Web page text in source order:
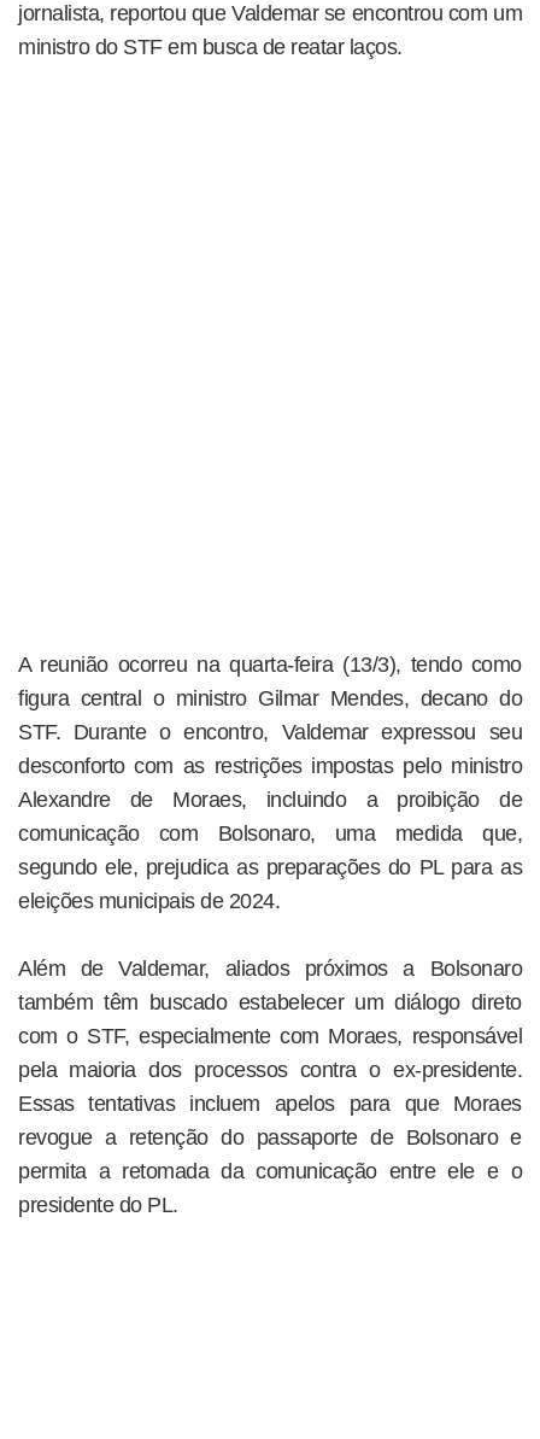
jornalista, reportou que Valdemar se encontrou com um
ministro do STF em busca de reatar laços.
A reunião ocorreu na quarta-feira (13/3), tendo como
figura central o ministro Gilmar Mendes, decano do
STF. Durante o encontro, Valdemar expressou seu
desconforto com as restrições impostas pelo ministro
Alexandre de Moraes, incluindo a proibição de
comunicação com Bolsonaro, uma medida que,
segundo ele, prejudica as preparações do PL para as
eleições municipais de 2024.
Além de Valdemar, aliados próximos a Bolsonaro
também têm buscado estabelecer um diálogo direto
com o STF, especialmente com Moraes, responsável
pela maioria dos processos contra o ex-presidente.
Essas tentativas incluem apelos para que Moraes
revogue a retenção do passaporte de Bolsonaro e
permita a retomada da comunicação entre ele e o
presidente do PL.